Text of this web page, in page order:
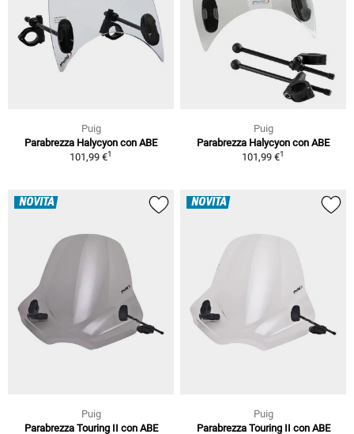
Puig
Parabrezza Halycyon con ABE
101,99 €1
Puig
Parabrezza Halycyon con ABE
101,99 €1
NOVITÀ
Puig
Parabrezza Touring II con ABE
NOVITÀ
Puig
Parabrezza Touring II con ABE